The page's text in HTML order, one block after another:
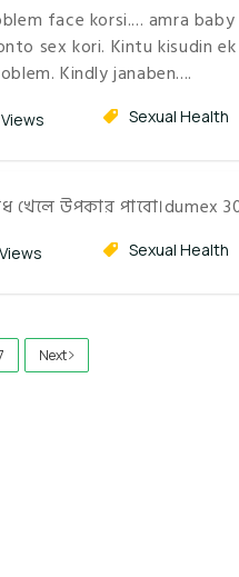
face korsi.... amra
sex kori. Kintu kisudin
Kindly janaben....
Sexual Health
উপকার পাবো।dumex
Sexual Health
Next